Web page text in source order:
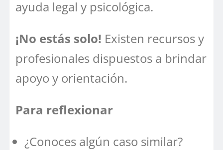
ayuda legal y psicológica.
¡No estás solo! Existen recursos y
profesionales dispuestos a brindar
apoyo y orientación.
Para reflexionar
¿Conoces algún caso similar?